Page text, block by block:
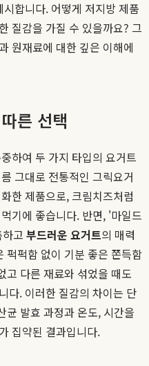
합니다. 어떻게 저지방 제품
질감을 가질 수 있을까요? 그
원재료에 대한 깊은 이해에
른 선택
하여 두 가지 타입의 요거트
그대로 전통적인 그릭요거
한 제품으로, 크림치즈처럼
기에 좋습니다. 반면, '마일드
고 부드러운 요거트의 매력
퍽퍽함 없이 기분 좋은 쫀득함
고 다른 재료와 섞었을 때도
다. 이러한 질감의 차이는 단
균 발효 과정과 온도, 시간을
집약된 결과입니다.